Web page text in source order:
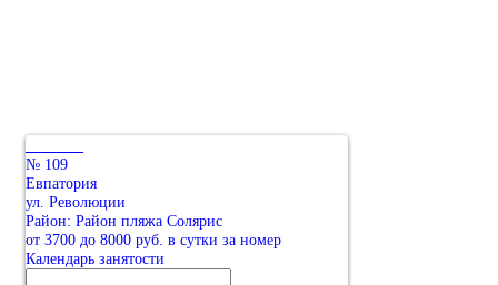
№ 109
Евпатория
ул. Революции
Район: Район пляжа Солярис
от 3700 до 8000 руб. в сутки за номер
Календарь занятости